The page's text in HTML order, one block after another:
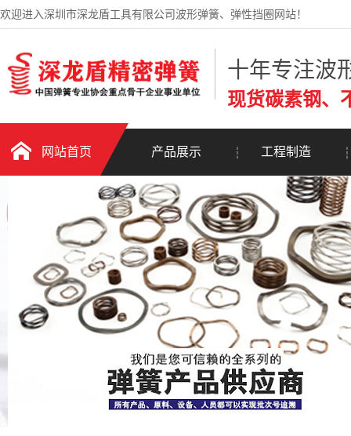
欢迎进入深圳市深龙盾工具有限公司波形弹簧、弹性挡圈网站！
十年专注波
现货碳素钢、
网站首页 产品展示 工程制造